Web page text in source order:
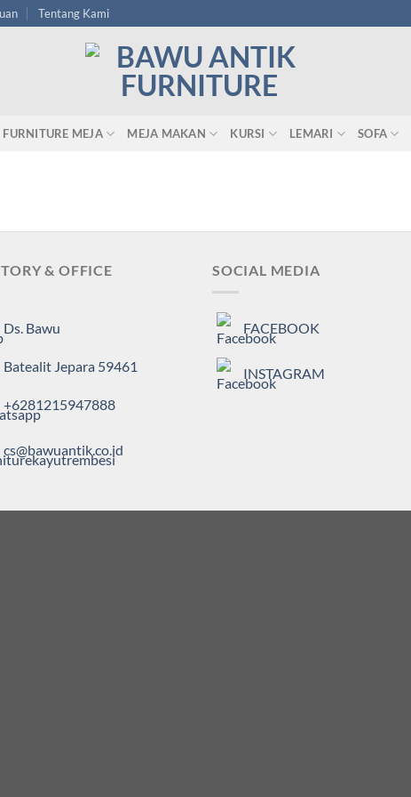
Tentang Kami
FURNITURE MEJA MEJA MAKAN KURSI LEMARI SOFA
& OFFICE
Ds. Bawu
Batealit Jepara 59461
+6281215947888
cs@bawuantik.co.id
SOCIAL MEDIA
FACEBOOK
INSTAGRAM